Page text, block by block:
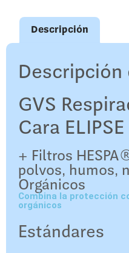
Descripción
Descripción
GVS
Cara
+ Filtros
polvos, humos,
Orgánicos
Combina la protección
orgánicos
Estándares